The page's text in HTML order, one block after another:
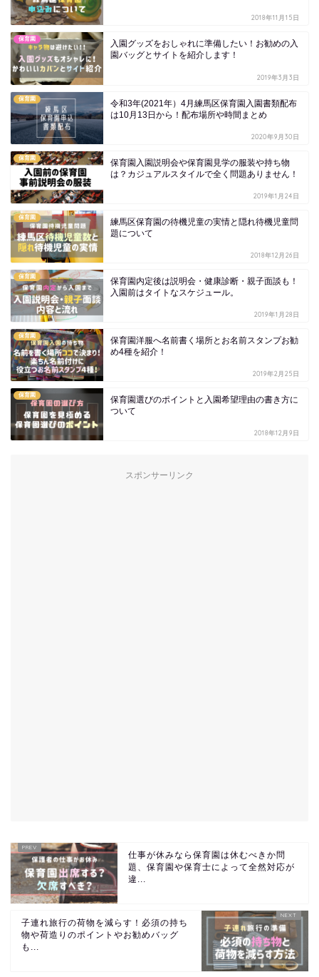
2018年11月15日
保育園
入園グッズをおしゃれに準備したい！お勧めの入
園バッグとサイトを紹介します！
2019年3月3日
保育園
令和3年(2021年）4月練馬区保育園入園書類配布
は10月13日から！配布場所や時間まとめ
2020年9月30日
保育園
保育園入園説明会や保育園見学の服装や持ち物
は？カジュアルスタイルで全く問題ありません！
2019年1月24日
保育園
練馬区保育園の待機児童の実情と隠れ待機児童問
題について
2018年12月26日
保育園
保育園内定後は説明会・健康診断・親子面談も！
入園前はタイトなスケジュール。
2019年1月28日
保育園
保育園洋服へ名前書く場所とお名前スタンプお勧
め4種を紹介！
2019年2月25日
保育園
保育園選びのポイントと入園希望理由の書き方に
ついて
2018年12月9日
スポンサーリンク
仕事が休みなら保育園は休むべきか問
題、保育園や保育士によって全然対応が
違...
子連れ旅行の荷物を減らす！必須の持ち
物や荷造りのポイントやお勧めバッグ
も...